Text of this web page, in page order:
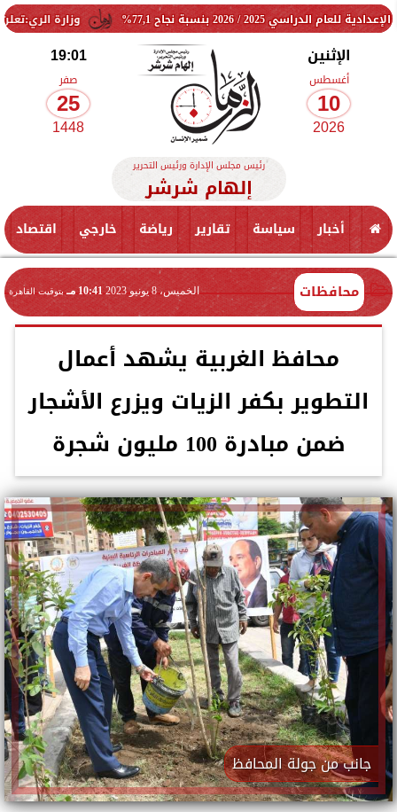
وزارة الري:تعلن مد فترة نجاح 77,1%
الإثنين
أغسطس
10
2026
19:01
صفر
25
1448
رئيس مجلس الإدارة ورئيس التحرير
إلهام شرشر
أخبار سياسة تقارير رياضة خارجي اقتصاد
محافظات الخميس، 8 يونيو 2023 10:41 مـ بتوقيت القاهرة
محافظ الغربية يشهد أعمال
التطوير بكفر الزيات ويزرع الأشجار
ضمن مبادرة 100 مليون شجرة
جانب من جولة المحافظ